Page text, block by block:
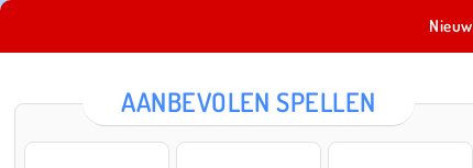
Nieuw
AANBEVOLEN SPELLEN